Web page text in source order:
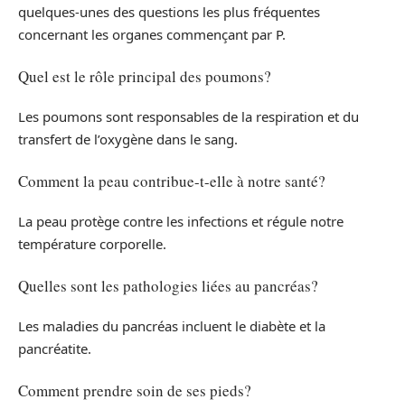
quelques-unes des questions les plus fréquentes
concernant les organes commençant par P.
Quel est le rôle principal des poumons?
Les poumons sont responsables de la respiration et du
transfert de l’oxygène dans le sang.
Comment la peau contribue-t-elle à notre santé?
La peau protège contre les infections et régule notre
température corporelle.
Quelles sont les pathologies liées au pancréas?
Les maladies du pancréas incluent le diabète et la
pancréatite.
Comment prendre soin de ses pieds?